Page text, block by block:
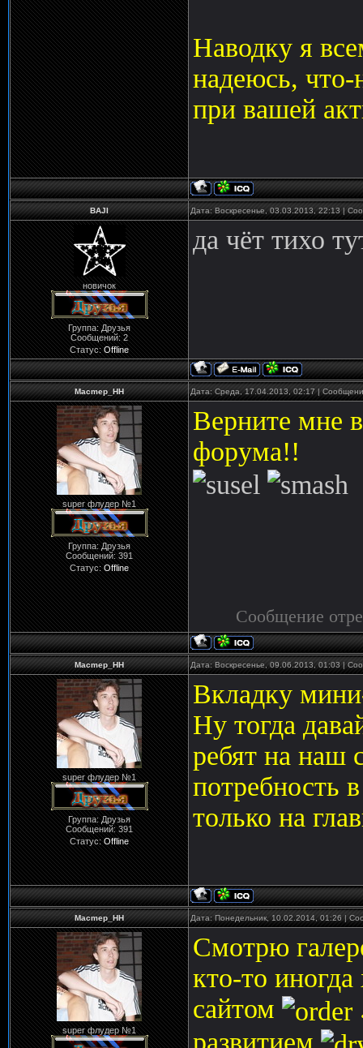
Наводку я
надеюсь, что-
при вашей
BAJI Дата: Воскресенье, 03.03.2013, 22:13 |
новичок
Группа: Друзья
Сообщений:2
Статус:Offline
да чёт тихо
Macmep_HH Дата: Среда, 17.04.2013, 02:17 |
super флудер №1
Группа: Друзья
Сообщений:391
Статус:Offline
Верните мне
форума!!
Сообщение
Macmep_HH Дата: Воскресенье, 09.06.2013, 01:03 |
super флудер №1
Группа: Друзья
Сообщений:391
Статус:Offline
Вкладку
Ну тогда
ребят на наш
потребность
только на
Macmep_HH Дата: Понедельник, 10.02.2014, 01:26 |
super флудер №1
Смотрю
кто-то
сайтом